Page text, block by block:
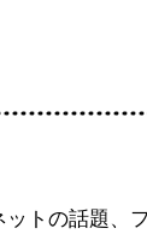
ットの話題、